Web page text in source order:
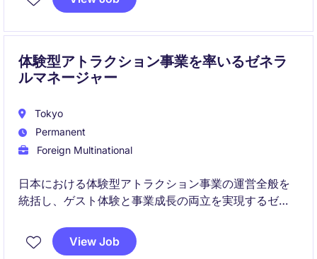
体験型アトラクション事業を率いるゼネラ
ルマネージャー
Tokyo
Permanent
Foreign Multinational
日本における体験型アトラクション事業の運営全般を
統括し、ゲスト体験と事業成長の両立を実現するゼネ
現場に常駐しながら、オペレーション・商業・技術の3
View Job